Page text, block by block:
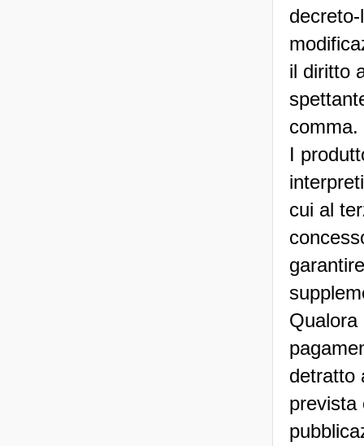
il diritto
comma.
I
cui al
detratto
prevista